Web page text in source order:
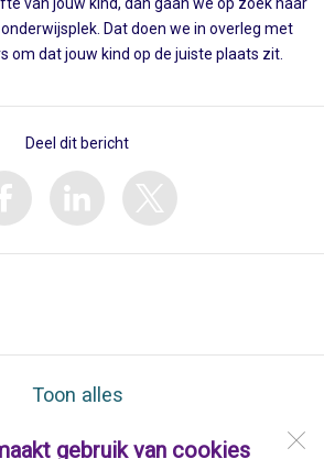
gebruik van cookies
Dat doen we in overleg met
om dat jouw kind op de juiste plaats zit.
Deel dit bericht
Toon alles